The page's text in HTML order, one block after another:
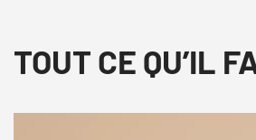
TOUT CE QU’IL